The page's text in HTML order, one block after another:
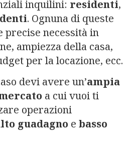
inquilini: residenti,
. Ognuna di queste
precise necessità in
ampiezza della casa,
per la locazione, ecc.
devi avere un’ampia
a cui vuoi ti
operazioni
guadagno e basso